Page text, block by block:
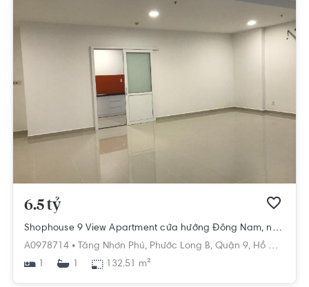
6.5 tỷ
Shophouse 9 View Apartment cửa hướng Đông Nam, nội thất cơ bản.
A0978714 •
Tăng Nhơn Phú, Phước Long B, Quận 9, Hồ Chí Minh
1 132.51 m²